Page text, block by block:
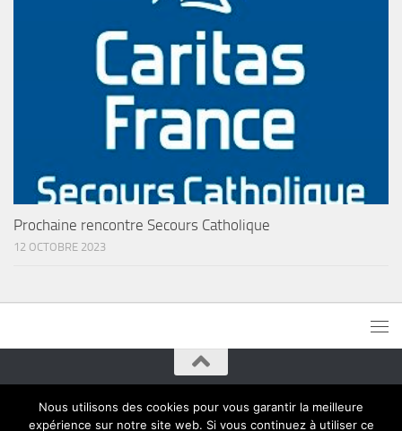
Prochaine rencontre Secours Catholique
12 OCTOBRE 2023
Paroisses de Montreuil © 2015. Tous droits réservés
Nous utilisons des cookies pour vous garantir la meilleure
expérience sur notre site web. Si vous continuez à utiliser ce